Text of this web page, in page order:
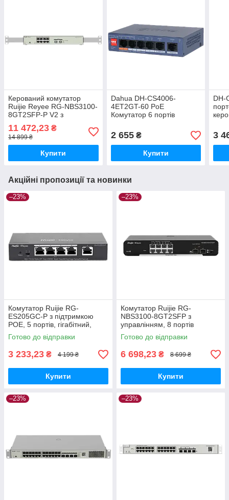
Керований комутатор
Ruijie Reyee RG-NBS3100-
8GT2SFP-P V2 з
підтримкою PoE, 8 портів
11 472,23 ₴
14 899 ₴
Купити
Dahua DH-CS4006-
4ET2GT-60 PoE
Комутатор 6 портів
2 655₴
Купити
DH-
3
Акційні пропозиції та новинки
–23%
Комутатор Ruijie RG-
ES205GC-P з підтримкою
POE, 5 портів, гігабітний,
розумний
Готово до відправки
3 233,23 ₴ 4 199 ₴
Купити
–23%
Комутатор Ruijie RG-
NBS3100-8GT2SFP з
управлінням, 8 портів
Готово до відправки
6 698,23 ₴ 8 699 ₴
Купити
–23% –23%